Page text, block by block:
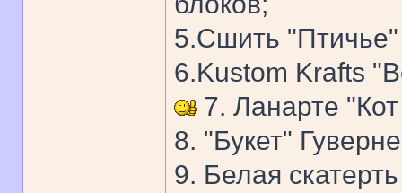
5.Сшить
6.Kustom Krafts
7. Ланарте
8. "Букет"
9. Белая